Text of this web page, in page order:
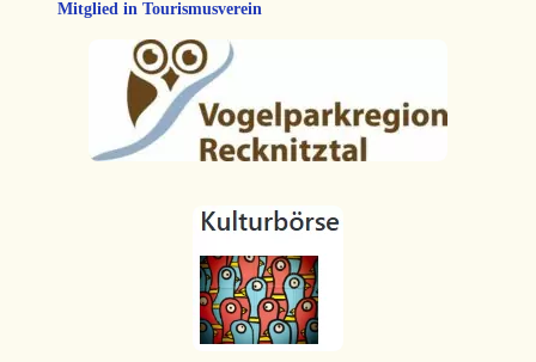
Mitglied in Tourismusverein